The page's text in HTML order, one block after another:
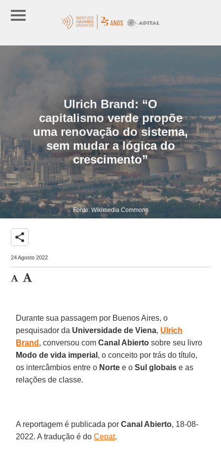
Ulrich Brand: “O
capitalismo verde propõe
uma renovação do sistema,
sem mudar a lógica do
crescimento”
Fonte: Wikimedia Commons
share
24 Agosto 2022
Durante sua passagem por Buenos Aires, o
pesquisador da Universidade de Viena, Ulrich
Brand , conversou comCanal Abierto sobre seu livro
Modo de vida imperial , o conceito por trás do título,
os intercâmbios entre o Norte e oSul globais e as
relações de classe.
A reportagem é publicada porCanal Abierto, 18-08-
2022. A tradução é doCepat.